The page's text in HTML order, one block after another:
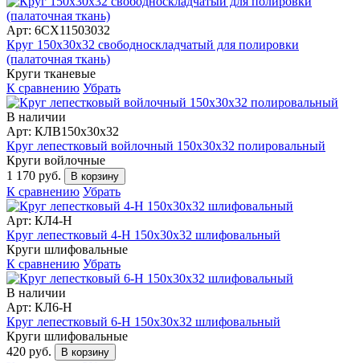
Арт: 6CX11503032
Круг 150х30х32 свободноскладчатый для полировки
(палаточная ткань)
Круги тканевые
К сравнению Убрать
В наличии
Арт: КЛВ150х30х32
Круг лепестковый войлочный 150х30х32 полировальный
Круги войлочные
1 170 руб.
В корзину
К сравнению Убрать
Арт: КЛ4-Н
Круг лепестковый 4-H 150х30х32 шлифовальный
Круги шлифовальные
К сравнению Убрать
В наличии
Арт: КЛ6-Н
Круг лепестковый 6-H 150х30х32 шлифовальный
Круги шлифовальные
420 руб.
В корзину